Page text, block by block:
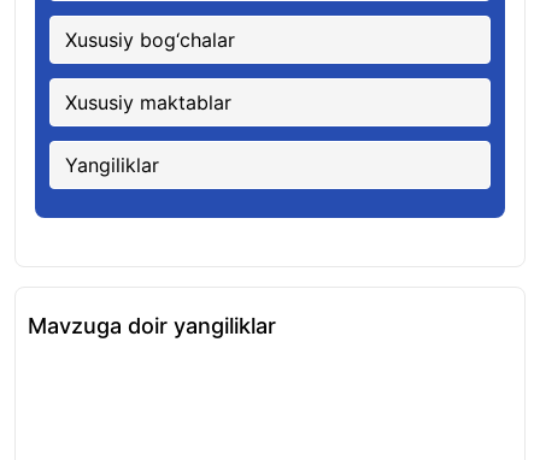
Xususiy bog‘chalar
Xususiy maktablar
Yangiliklar
Mavzuga doir yangiliklar